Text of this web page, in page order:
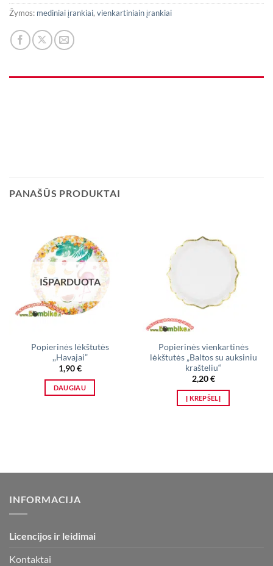
Žymos: mediniai įrankiai, vienkartiniain įrankiai
PANAŠŪS PRODUKTAI
IŠPARDUOTA
Popierinės lėkštutės
,,Havajai”
1,90€
DAUGIAU
Popierinės vienkartinės
lėkštutės „Baltos su auksiniu
krašteliu“
2,20€
Į KREPŠELĮ
INFORMACIJA
Licencijos ir leidimai
Kontaktai